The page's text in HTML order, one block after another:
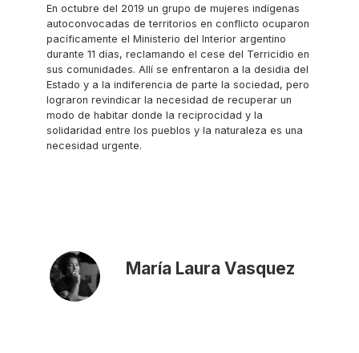
En octubre del 2019 un grupo de mujeres indígenas
autoconvocadas de territorios en conflicto ocuparon
pacíficamente el Ministerio del Interior argentino
durante 11 días, reclamando el cese del Terricidio en
sus comunidades. Allí se enfrentaron a la desidia del
Estado y a la indiferencia de parte la sociedad, pero
lograron revindicar la necesidad de recuperar un
modo de habitar donde la reciprocidad y la
solidaridad entre los pueblos y la naturaleza es una
necesidad urgente.
María Laura Vasquez